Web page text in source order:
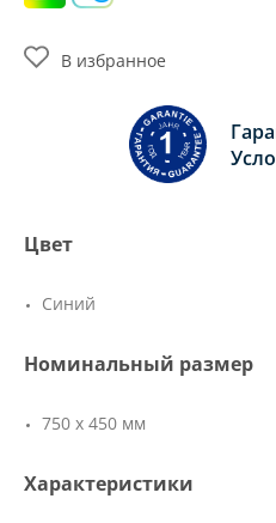
В избранное
Цвет
Синий
Номинальный размер
750 х 450 мм
Характеристики